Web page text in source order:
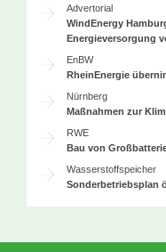
Advertorial
WindEnergy
Energieversorgung
EnBW
RheinEnergie
Nürnberg
Maßnahmen zur
RWE
Bau von
Wasserstoffspeicher
Sonderbetriebsplan